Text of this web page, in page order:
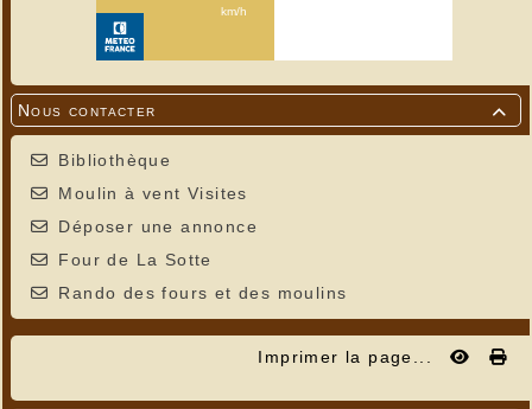

Nous contacter
Bibliothèque
Moulin à vent Visites
Déposer une annonce
Four de La Sotte
Rando des fours et des moulins
Imprimer la page...